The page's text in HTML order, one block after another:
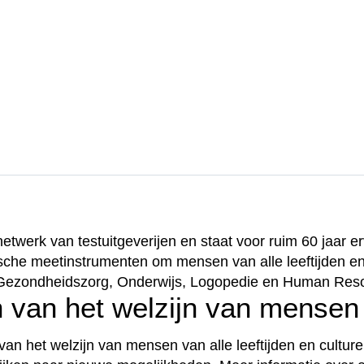
van testuitgeverijen en staat voor ruim 60 jaar
meetinstrumenten om mensen van alle leeftijden
Onderwijs, Logopedie en Human
het welzijn van mensen
het welzijn van mensen van alle leeftijden en